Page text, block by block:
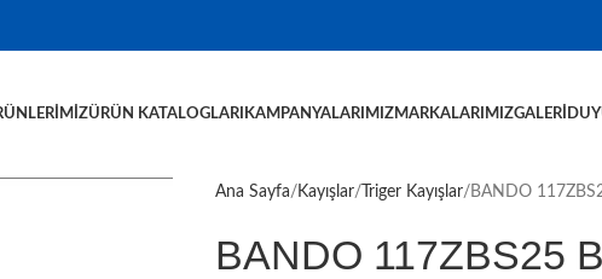
ÜRÜN KATALOGLARI KAMPANYALARIMIZMARKALARIMIZGALERI
Ana Sayfa Kayışlar Triger Kayışlar BANDO
BANDO 117ZBS25